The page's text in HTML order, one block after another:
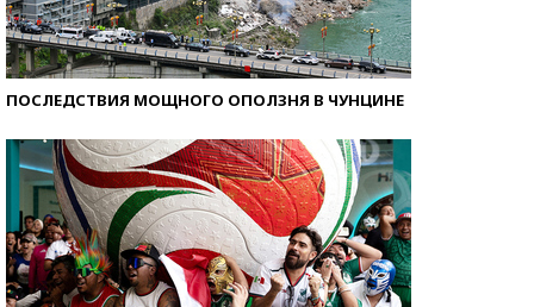
ПОСЛЕДСТВИЯ МОЩНОГО ОПОЛЗНЯ В ЧУНЦИНЕ